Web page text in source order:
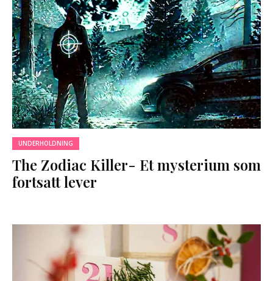
UNDERHOLDNING
The Zodiac Killer- Et mysterium som
fortsatt lever